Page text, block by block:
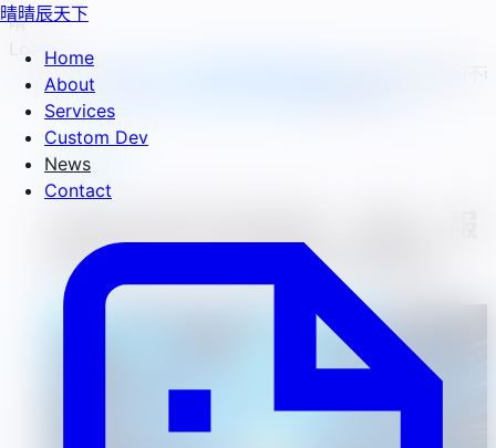
晴
Loading...
晴晴辰天下
Home
About
Services
Custom Dev
News
Contact
Home/
Updates
技术分享
务网格与不可变基础设施解析
2026-01-24